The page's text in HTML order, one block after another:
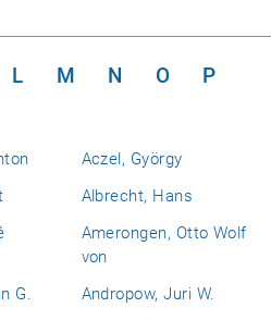
L M N O
P
Aczel, György
Albrecht, Hans
Amerongen, Otto Wolf
von
G.
Andropow, Juri W.